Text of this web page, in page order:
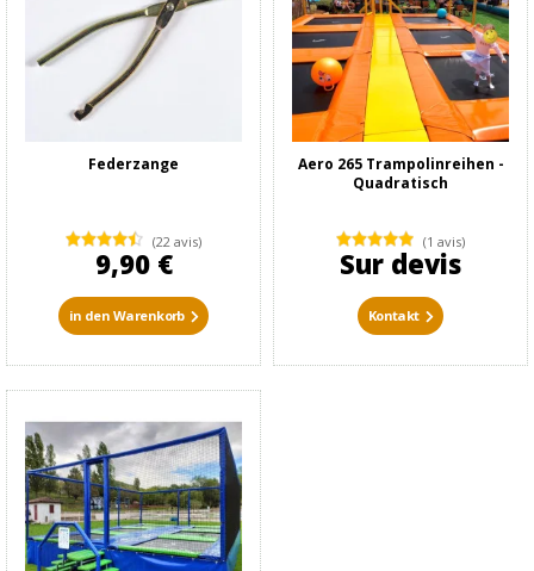
Federzange
(22 avis)
9,90 €
in den Warenkorb
Aero 265 Trampolinreihen -
Quadratisch
(1 avis)
Sur devis
Kontakt